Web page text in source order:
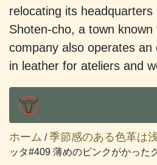
relocating its
Shoten-cho, a town
company also operates an
in leather for ateliers and
ホーム /季節感のある色革は
ッタ#409 薄めのピンクがかった